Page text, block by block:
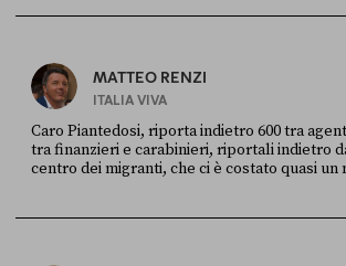
MATTEO RENZI
ITALIA VIVA
Caro Piantedosi, riporta indietro 600 tra
tra finanzieri e carabinieri, riportali indietro
centro dei migranti, che ci è costato quasi un